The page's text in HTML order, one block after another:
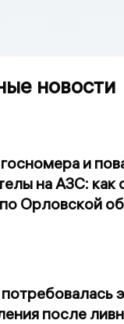
новости
и
на АЗС: как
Орловской
после